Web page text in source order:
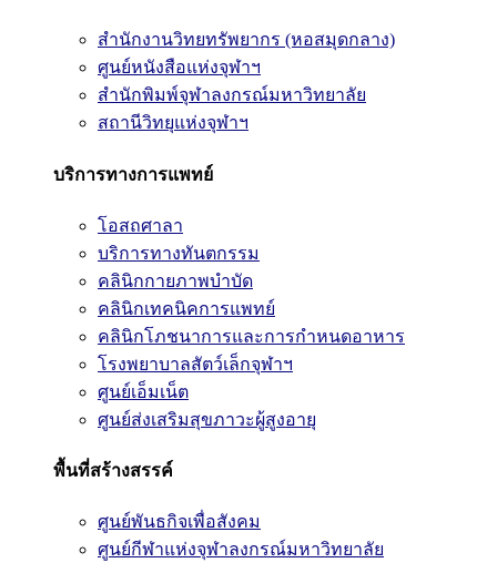
สำนักงานวิทยทรัพยากร (หอสมุดกลาง)
ศูนย์หนังสือแห่งจุฬาฯ
สำนักพิมพ์จุฬาลงกรณ์มหาวิทยาลัย
สถานีวิทยุแห่งจุฬาฯ
บริการทางการแพทย์
โอสถศาลา
บริการทางทันตกรรม
คลินิกกายภาพบำบัด
คลินิกเทคนิคการแพทย์
คลินิกโภชนาการและการกำหนดอาหาร
โรงพยาบาลสัตว์เล็กจุฬาฯ
ศูนย์เอ็มเน็ต
ศูนย์ส่งเสริมสุขภาวะผู้สูงอายุ
พื้นที่สร้างสรรค์
ศูนย์พันธกิจเพื่อสังคม
ศูนย์กีฬาแห่งจุฬาลงกรณ์มหาวิทยาลัย